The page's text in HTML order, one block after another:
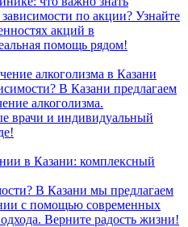
по акции? Узнайте
акций в
помощь рядом!
алкоголизма в Казани
В Казани предлагаем
алкоголизма.
врачи и индивидуальный
в Казани: комплексный
В Казани мы предлагаем
с помощью современных
Верните радость жизни!